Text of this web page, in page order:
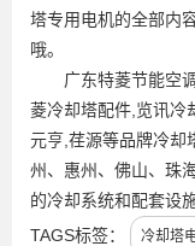
塔专用电机的全部内
哦。
广东特菱节能空
菱冷却塔配件,览讯冷
元亨,荏源等品牌冷却
州、惠州、佛山、珠
的冷却系统和配套设
TAGS标签：
冷却塔